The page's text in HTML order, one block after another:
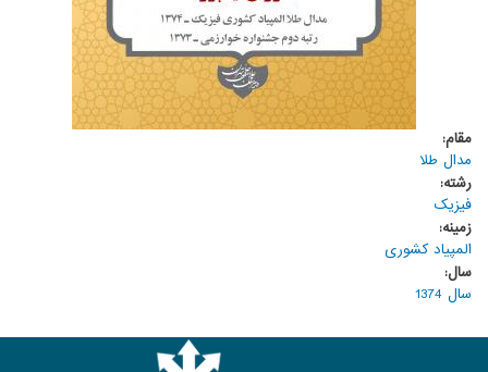
مقام:
مدال طلا
رشته:
فیزیک
زمینه:
المپیاد کشوری
سال:
سال 1374